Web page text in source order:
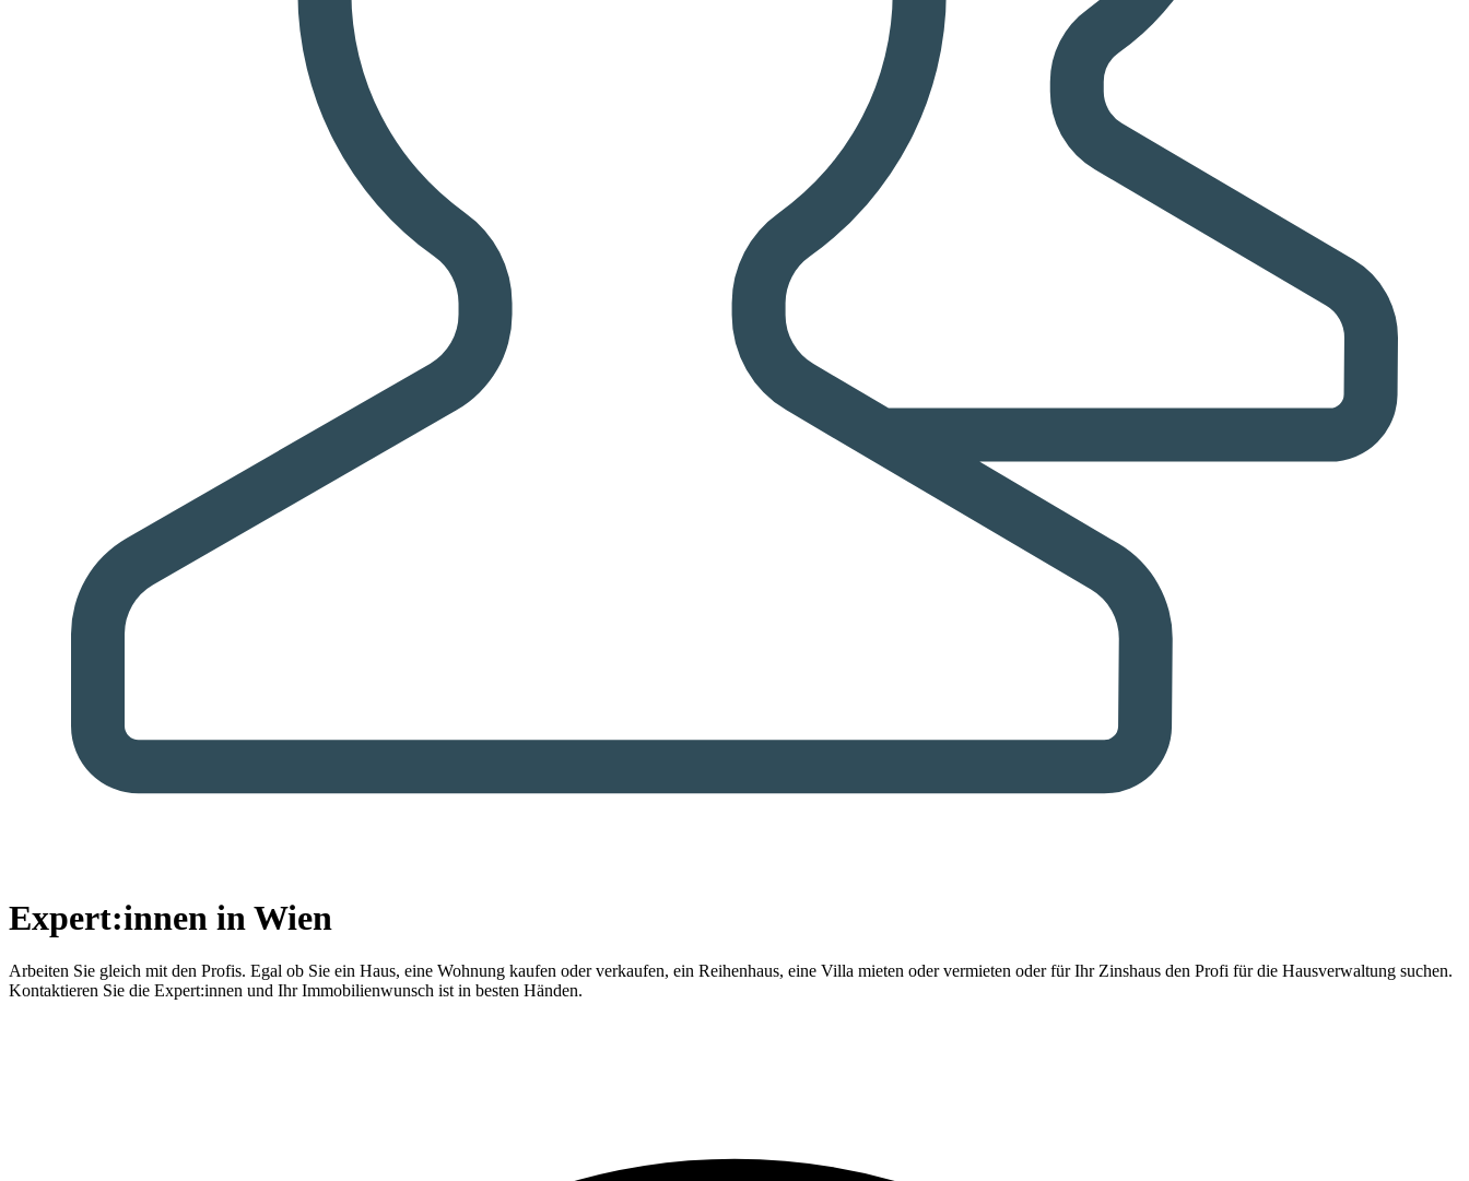
Expert:innen in Wien
Arbeiten Sie gleich mit den Profis. Egal ob Sie ein Haus, eine Wohnung kaufen oder verkaufen, ein Reihenhaus, eine Villa mieten oder vermieten oder für Ihr Zinshaus den Profi für die Hausverwaltung suchen.
Kontaktieren Sie die Expert:innen und Ihr Immobilienwunsch ist in besten Händen.